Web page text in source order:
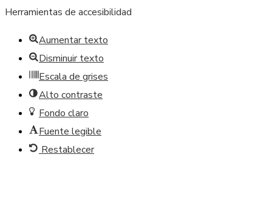
Herramientas de accesibilidad
Aumentar texto
Disminuir texto
Escala de grises
Alto contraste
Fondo claro
Fuente legible
Restablecer